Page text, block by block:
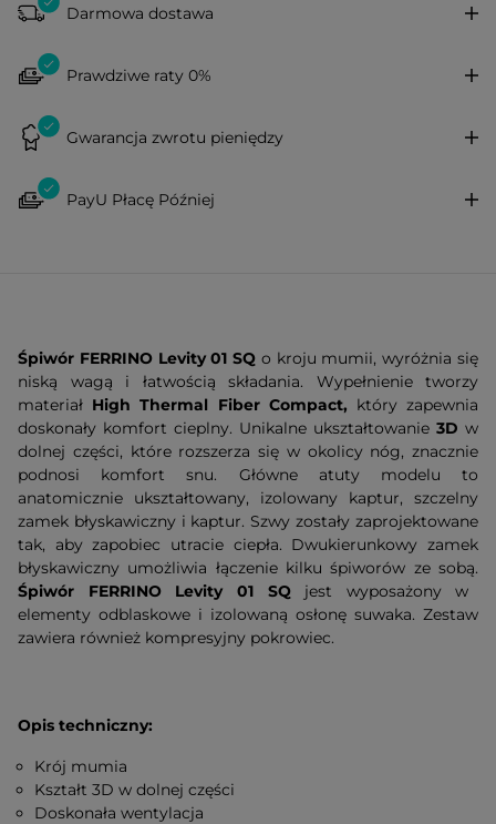
Darmowa dostawa
Prawdziwe raty 0%
Gwarancja zwrotu pieniędzy
PayU Płacę Później
Śpiwór FERRINO Levity 01 SQ o kroju mumii, wyróżnia się
niską wagą i łatwością składania. Wypełnienie tworzy
materiał High Thermal Fiber Compact, który zapewnia
doskonały komfort cieplny. Unikalne ukształtowanie 3D w
dolnej części, które rozszerza się w okolicy nóg, znacznie
podnosi komfort snu. Główne atuty modelu to
anatomicznie ukształtowany, izolowany kaptur, szczelny
zamek błyskawiczny i kaptur. Szwy zostały zaprojektowane
tak, aby zapobiec utracie ciepła. Dwukierunkowy zamek
błyskawiczny umożliwia łączenie kilku śpiworów ze sobą.
Śpiwór FERRINO Levity 01 SQjest wyposażony w
elementy odblaskowe i izolowaną osłonę suwaka. Zestaw
zawiera również kompresyjny pokrowiec.
Opis techniczny:
Krój mumia
Kształt 3D w dolnej części
Doskonała wentylacja